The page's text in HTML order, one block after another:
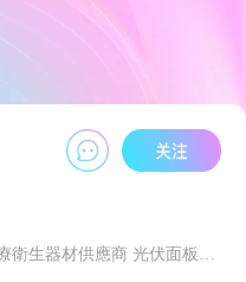
高效能奈米新型複合材料供應商 醫療衛生器材供應商 光伏面板維護顧問 柑橘黃龍病防治顧問 鹽鹼地農業技術顧問 微生物培养剂供應商